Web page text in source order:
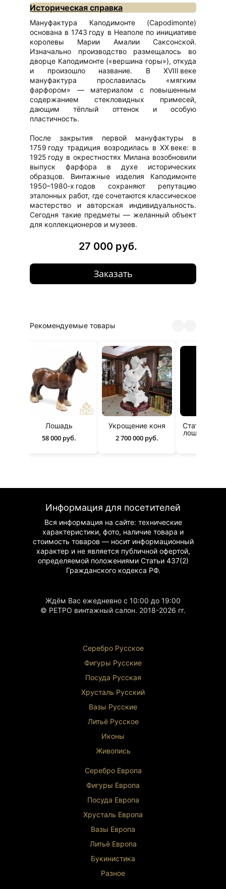
Историческая справка
Мануфактура Каподимонте (Capodimonte)
основана в 1743 году в Неаполе по инициативе
королевы Марии Амалии Саксонской.
Изначально производство размещалось во
дворце Каподимонте («вершина горы»), откуда
и произошло название. В XVIII веке
мануфактура прославилась «мягким
фарфором» — материалом с повышенным
содержанием стекловидных примесей,
дающим тёплый оттенок и особую
пластичность.
После закрытия первой мануфактуры в
1759 году традиция возродилась в XX веке: в
1925 году в окрестностях Милана возобновили
выпуск фарфора в духе исторических
образцов. Винтажные изделия Каподимонте
1950–1980‑х годов сохраняют репутацию
эталонных работ, где сочетаются классическое
мастерство и авторская индивидуальность.
Сегодня такие предметы — желанный объект
для коллекционеров и музеев.
27 000 руб.
Заказать
Рекомендуемые товары
Лошадь
58 000 руб.
Укрощение коня
2 700 000 руб.
Статуэтка
лошадью»
Информация для посетителей
Вся информация на сайте: технические
характеристики, фото, наличие товара и
стоимость товаров — носит информационный
характер и не является публичной офертой,
определяемой положениями Статьи 437(2)
Гражданскогокодекса РФ.
Ждём Вас ежедневно с 10:00 до 19:00
© РЕТРО винтажный салон. 2018-2026 гг.
Серебро Русское
Фигуры Русские
Посуда Русская
Хрусталь Русский
Вазы Русские
Литьё Русское
Иконы
Живопись
Серебро Европа
Фигуры Европа
Посуда Европа
Хрусталь Европа
Вазы Европа
Литьё Европа
Букинистика
Разное